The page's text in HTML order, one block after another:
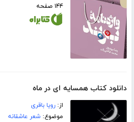
۱۴۴ صفحه
دانلود کتاب همسایه ای در ماه
از:رویا باقری
موضوع:شعر عاشقانه